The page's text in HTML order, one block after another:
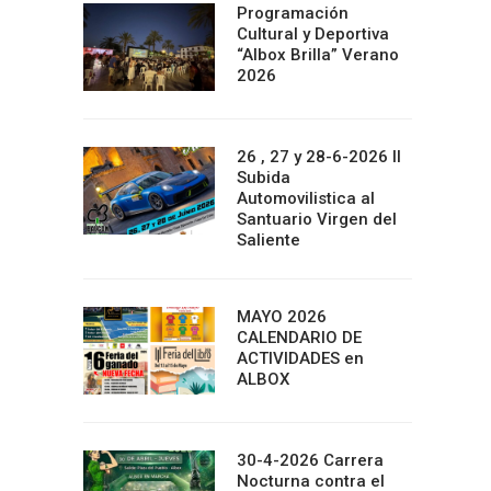
Programación
Cultural y Deportiva
“Albox Brilla” Verano
2026
26 , 27 y 28-6-2026 II
Subida
Automovilistica al
Santuario Virgen del
Saliente
MAYO 2026
CALENDARIO DE
ACTIVIDADES en
ALBOX
30-4-2026 Carrera
Nocturna contra el